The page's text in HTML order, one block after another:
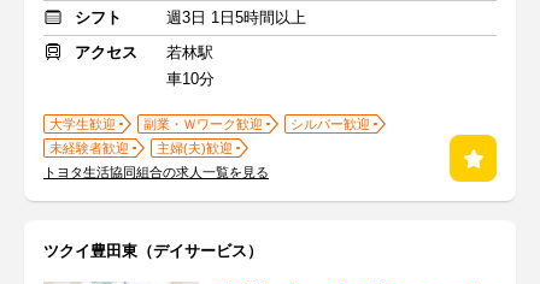
シフト
週3日 1日5時間以上
アクセス
若林駅
車10分
大学生歓迎 副業・Ｗワーク歓迎
シルバー歓迎
未経験者歓迎
主婦(夫)歓迎
トヨタ生活協同組合の求人一覧を見る
ツクイ豊田東（デイサービス）